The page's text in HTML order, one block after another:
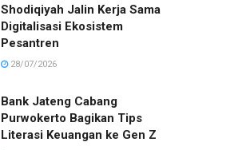
Shodiqiyah Jalin Kerja Sama
Digitalisasi Ekosistem
Pesantren
28/07/2026
Bank Jateng Cabang
Purwokerto Bagikan Tips
Literasi Keuangan ke Gen Z